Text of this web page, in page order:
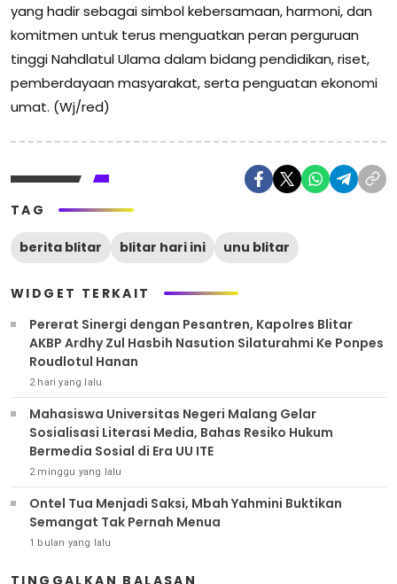
yang hadir sebagai simbol kebersamaan, harmoni, dan
komitmen untuk terus menguatkan peran perguruan
tinggi Nahdlatul Ulama dalam bidang pendidikan, riset,
pemberdayaan masyarakat, serta penguatan ekonomi
umat. (Wj/red)
TAG
berita blitar blitar hari ini unu blitar
WIDGET TERKAIT
Pererat Sinergi dengan Pesantren, Kapolres Blitar
AKBP Ardhy Zul Hasbih Nasution Silaturahmi Ke Ponpes
Roudlotul Hanan
2 hari yang lalu
Mahasiswa Universitas Negeri Malang Gelar
Sosialisasi Literasi Media, Bahas Resiko Hukum
Bermedia Sosial di Era UU ITE
2 minggu yang lalu
Ontel Tua Menjadi Saksi, Mbah Yahmini Buktikan
Semangat Tak Pernah Menua
1 bulan yang lalu
TINGGALKAN BALASAN